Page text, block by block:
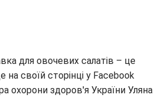
для овочевих салатів – це
на своїй сторінці у Facebook
охорони здоров'я України Уляна